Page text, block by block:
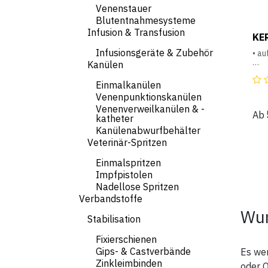
Venenstauer
Blutentnahmesysteme
Infusion & Transfusion
Infusionsgeräte & Zubehör
Kanülen
Einmalkanülen
Venenpunktionskanülen
Venenverweilkanülen & -
katheter
Kanülenabwurfbehälter
Veterinär-Spritzen
Einmalspritzen
Impfpistolen
Nadellose Spritzen
Verbandstoffe
Stabilisation
Fixierschienen
Gips- & Castverbände
Zinkleimbinden
Ihre
•
Ab
Es